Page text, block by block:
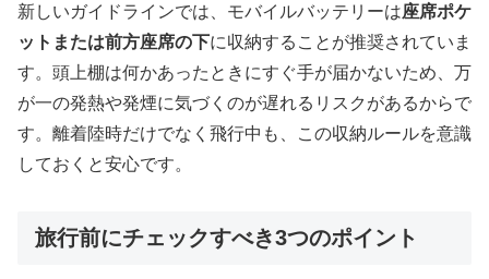
新しいガイドラインでは、モバイルバッテリーは座席ポケ
ットまたは前方座席の下に収納することが推奨されていま
す。頭上棚は何かあったときにすぐ手が届かないため、万
が一の発熱や発煙に気づくのが遅れるリスクがあるからで
す。離着陸時だけでなく飛行中も、この収納ルールを意識
しておくと安心です。
旅行前にチェックすべき3つのポイント